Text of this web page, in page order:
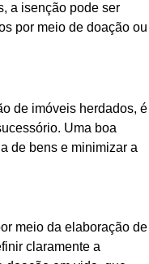
a isenção pode ser
por meio de doação ou
de imóveis herdados, é
Uma boa
de bens e minimizar a
meio da elaboração de
claramente a